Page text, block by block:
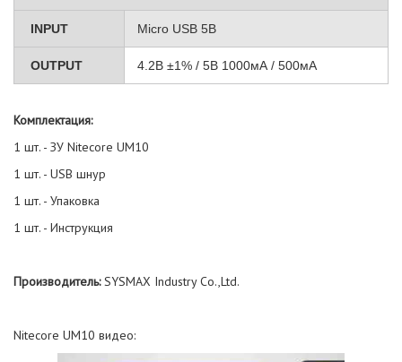
INPUT Micro USB 5В
OUTPUT 4.2В ±1% / 5В 1000мА / 500мА
Комплектация:
1 шт. - ЗУ Nitecore UM10
1 шт. - USB шнур
1 шт. - Упаковка
1 шт. - Инструкция
Производитель:SYSMAX Industry Co.,Ltd.
Nitecore UM10 видео: